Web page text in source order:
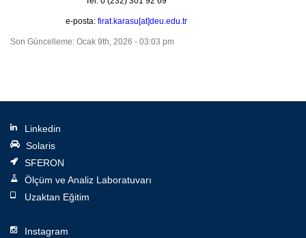
e-posta: firat.karasu[at]deu.edu.tr
Son Güncelleme: Ocak 9th, 2026 - 03:03 pm
Linkedin
Solaris
SFERON
Ölçüm ve Analiz Laboratuvarı
Uzaktan Eğitim
Instagram